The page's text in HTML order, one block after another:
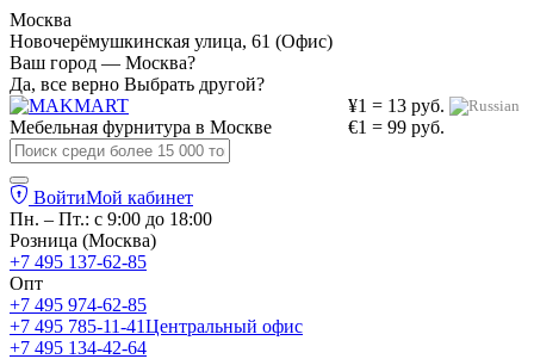
Москва
Новочерёмушкинская улица, 61 (Офис)
Ваш город — Москва?
Да, все верно Выбрать другой?
¥1 = 13 руб.
€1 = 99 руб.
Мебельная фурнитура в Москве
ВойтиМой кабинет
Пн. – Пт.: с 9:00 до 18:00
Розница (Москва)
+7 495 137-62-85
Опт
+7 495 974-62-85
+7 495 785-11-41Центральный офис
+7 495 134-42-64